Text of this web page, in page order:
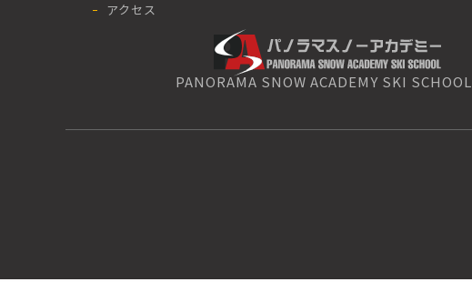
アクセス
PANORAMA SNOW ACADEMY SKI SCHOOL